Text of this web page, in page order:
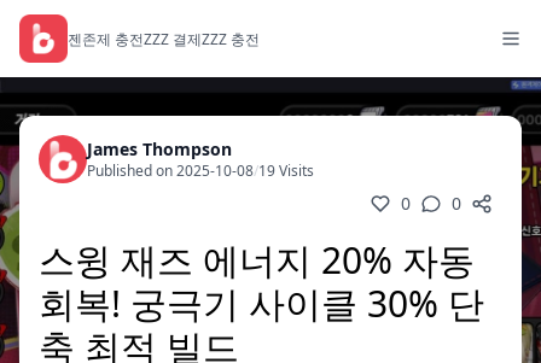
젠존제 충전ZZZ 결제ZZZ 충전
James Thompson
Published on 2025-10-08/19 Visits
0 0
스윙 재즈 에너지 20% 자동
회복! 궁극기 사이클 30% 단
축 최적 빌드